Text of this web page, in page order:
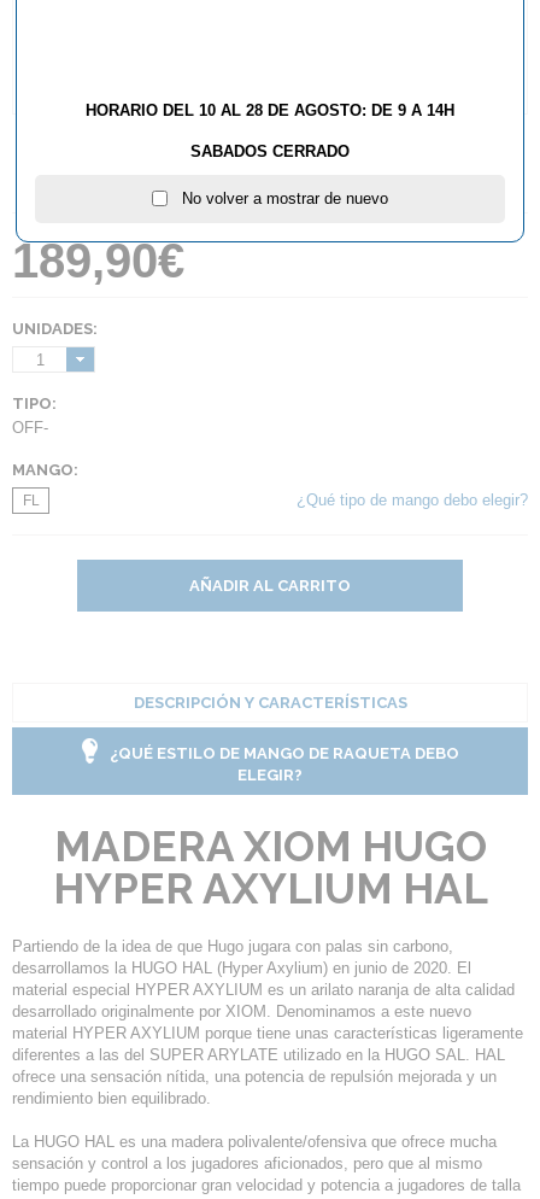
189,90€
UNIDADES:
1
TIPO:
OFF-
MANGO:
FL ¿Qué tipo de mango debo elegir?
AÑADIR AL CARRITO
DESCRIPCIÓN Y CARACTERÍSTICAS
¿QUÉ ESTILO DE MANGO DE RAQUETA DEBO
ELEGIR?
MADERA XIOM HUGO
HYPER AXYLIUM HAL
Partiendo de la idea de que Hugo jugara con palas sin carbono,
desarrollamos la HUGO HAL (Hyper Axylium) en junio de 2020. El
material especial HYPER AXYLIUM es un arilato naranja de alta calidad
desarrollado originalmente por XIOM. Denominamos a este nuevo
material HYPER AXYLIUM porque tiene unas características ligeramente
diferentes a las del SUPER ARYLATE utilizado en la HUGO SAL. HAL
ofrece una sensación nítida, una potencia de repulsión mejorada y un
rendimiento bien equilibrado.
La HUGO HAL es una madera polivalente/ofensiva que ofrece mucha
sensación y control a los jugadores aficionados, pero que al mismo
tiempo puede proporcionar gran velocidad y potencia a jugadores de talla
HORARIO DEL 10 AL 28 DE AGOSTO: DE 9 A 14H
SABADOS CERRADO
No volver a mostrar de nuevo